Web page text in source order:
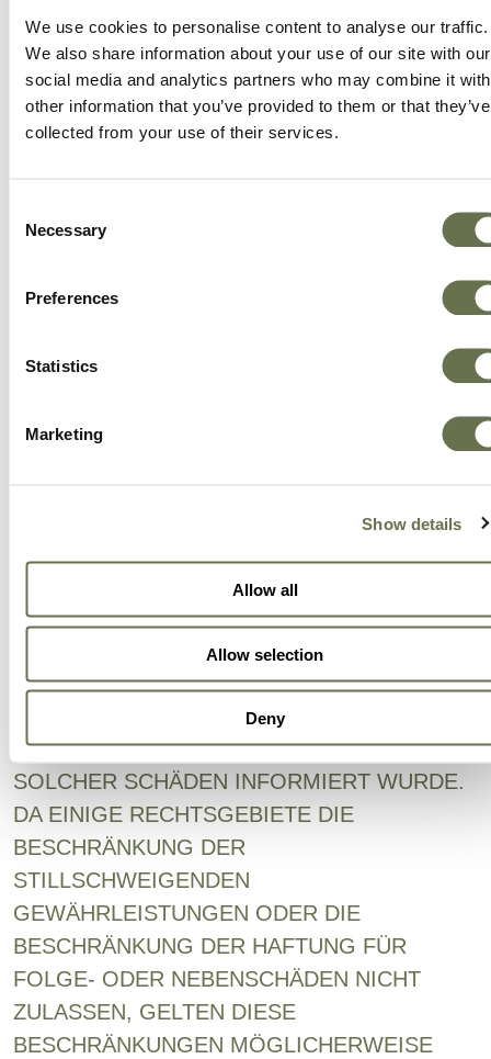
We use cookies to personalise content to analyse our traffic.
We also share information about your use of our site with our
social media and analytics partners who may combine it with
other information that you’ve provided to them or that they’ve
collected from your use of their services.
Selection
Necessary
Preferences
Statistics
Marketing
Show details
Allow all
Allow selection
Deny
fehlerfrei sein wird, dass Fehler korrigiert
werden oder dass diese Website oder die
Server, die sie verfügbar machen, frei von
Viren oder anderen schädlichen Komponenten
DRITTE PARTEI, DIE AN DER ERSTELLUNG,
DIESER WEBSITE BETEILIGT IST, HAFTEN
STRAFSCHADENSERSATZANSPRÜCHE, DIE
UNMÖGLICHKEIT DER NUTZUNG DER
DER WEBSITE ODER DER MATERIALIEN IN
IRGENDWELCHEN MIT DER WEBSITE
VERLINKTEN WEBSITES ERGEBEN, SELBST
WENN ALBAUGH ODER EIN
BEVOLLMÄCHTIGTER VERTRETER VON
ALBAUGH ÜBER DIE MÖGLICHKEIT
SOLCHER SCHÄDEN INFORMIERT WURDE.
DA EINIGE RECHTSGEBIETE DIE
BESCHRÄNKUNG DER
STILLSCHWEIGENDEN
GEWÄHRLEISTUNGEN ODER DIE
BESCHRÄNKUNG DER HAFTUNG FÜR
FOLGE- ODER NEBENSCHÄDEN NICHT
ZULASSEN, GELTEN DIESE
BESCHRÄNKUNGEN MÖGLICHERWEISE